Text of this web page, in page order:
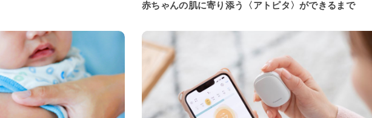
赤ちゃんの肌に寄り添う〈アトピタ〉ができるまで